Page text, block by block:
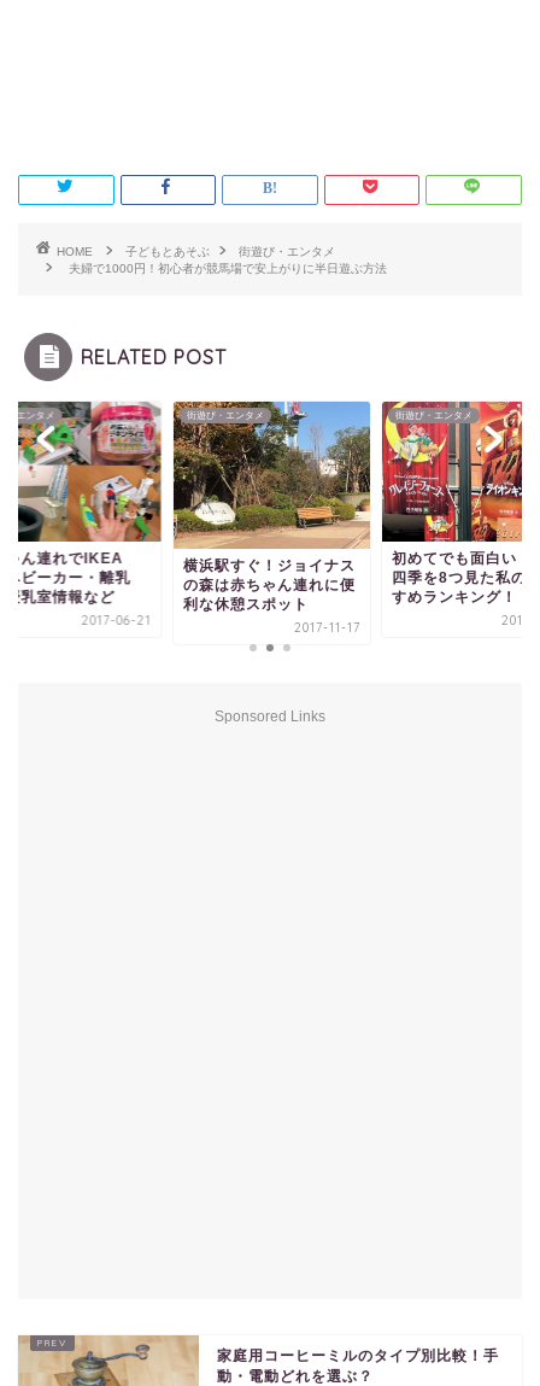
HOME 子どもとあそぶ
街遊び・エンタメ
夫婦で1000円！初心者が競馬場で安上がりに半日遊ぶ方法
RELATED POST
・エンタメ
ゃん連れでIKEA
ベビーカー・離乳
授乳室情報など
2017-06-21
街遊び・エンタメ
横浜駅すぐ！ジョイナス
の森は赤ちゃん連れに便
利な休憩スポット
2017-11-17
街遊び・エンタメ
初めてでも面白い！
四季を8つ見た私の
すめランキング！
2016-
Sponsored Links
家庭用コーヒーミルのタイプ別比較！手
動・電動どれを選ぶ？